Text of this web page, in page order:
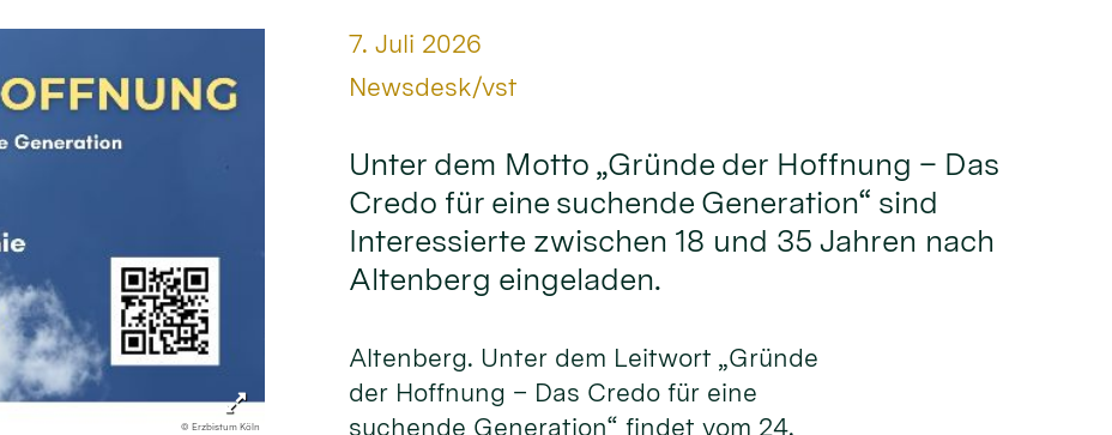
© Erzbistum Köln
Datum:
7. Juli 2026
Von:
Newsdesk/vst
Unter dem Motto „Gründe der Hoffnung – Das
Credo für eine suchende Generation“ sind
Interessierte zwischen 18 und 35 Jahren nach
Altenberg eingeladen.
Altenberg. Unter dem Leitwort „Gründe
der Hoffnung – Das Credo für eine
suchende Generation“ findet vom 24.